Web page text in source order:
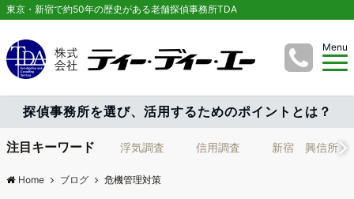
東京・新宿で約50年の歴史がある老舗探偵事務所TDA
Menu
探偵事務所を選び、活用するためのポイントとは？
注目キーワード 浮気調査 信用調査 新宿 興信所
Home ブログ 危機管理対策